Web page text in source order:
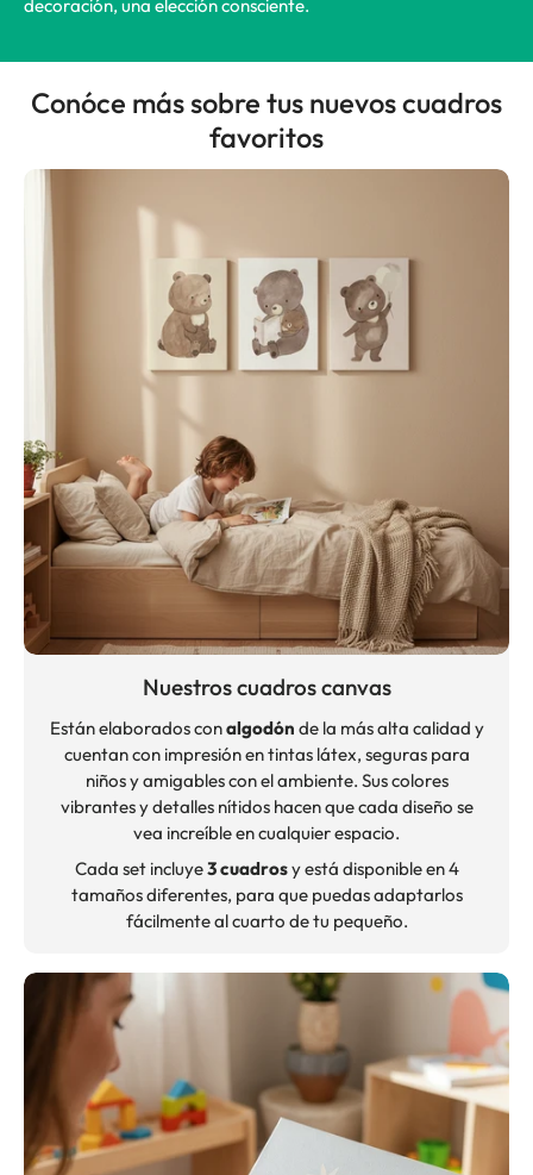
decoración, una elección consciente.
Conóce más sobre tus nuevos cuadros
favoritos
Nuestros cuadros canvas
Están elaborados conalgodón de la más alta calidad y
cuentan con impresión en tintas látex, seguras para
niños y amigables con el ambiente. Sus colores
vibrantes y detalles nítidos hacen que cada diseño se
vea increíble en cualquier espacio.
Cada set incluye3 cuadrosy está disponible en 4
tamaños diferentes, para que puedas adaptarlos
fácilmente al cuarto de tu pequeño.